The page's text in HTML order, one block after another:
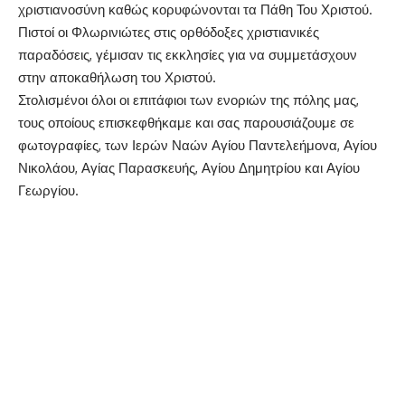
χριστιανοσύνη καθώς κορυφώνονται τα Πάθη Του Χριστού.
Πιστοί οι Φλωρινιώτες στις ορθόδοξες χριστιανικές
παραδόσεις, γέμισαν τις εκκλησίες για να συμμετάσχουν
στην αποκαθήλωση του Χριστού.
Στολισμένοι όλοι οι επιτάφιοι των ενοριών της πόλης μας,
τους οποίους επισκεφθήκαμε και σας παρουσιάζουμε σε
φωτογραφίες, των Ιερών Ναών Αγίου Παντελεήμονα, Αγίου
Νικολάου, Αγίας Παρασκευής, Αγίου Δημητρίου και Αγίου
Γεωργίου.